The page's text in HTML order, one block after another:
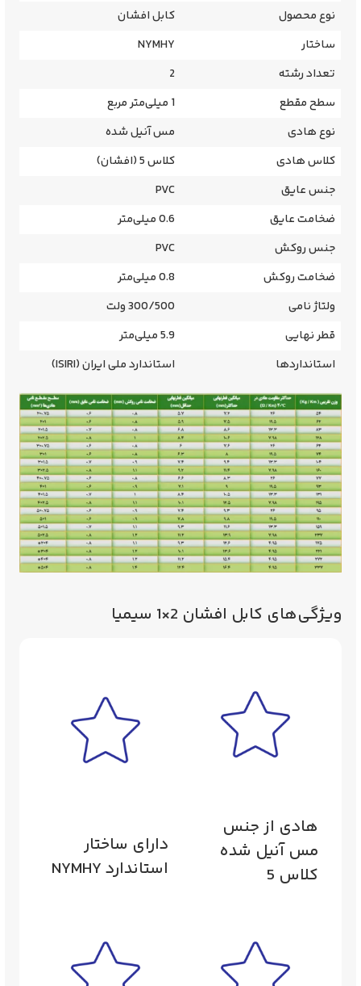
نوع محصول
کابل افشان
ساختار
NYMHY
تعداد رشته
2
سطح مقطع
1 میلی‌متر مربع
نوع هادی
مس آنیل شده
کلاس هادی
کلاس 5 (افشان)
جنس عایق
PVC
ضخامت عایق
0.6 میلی‌متر
جنس روکش
PVC
ضخامت روکش
0.8 میلی‌متر
ولتاژ نامی
300/500 ولت
قطر نهایی
5.9 میلی‌متر
استانداردها
استاندارد ملی ایران (ISIRI)
ویژگی‌های کابل افشان 2×1 سیمیا
هادی از جنس
مس آنیل شده
کلاس 5
دارای ساختار
استاندارد NYMHY